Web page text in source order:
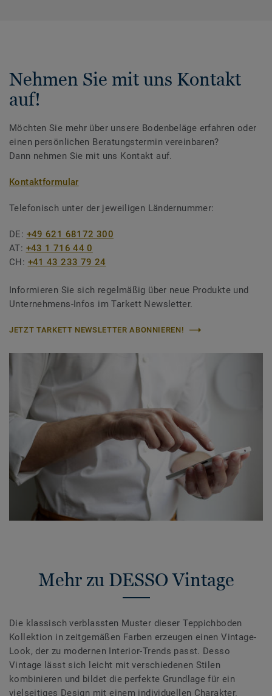
Nehmen Sie mit uns Kontakt
auf!
Möchten Sie mehr über unsere Bodenbeläge erfahren oder
einen persönlichen Beratungstermin vereinbaren?
Dann nehmen Sie mit uns Kontakt auf.
Kontaktformular
Telefonisch unter der jeweiligen Ländernummer:
DE: +49 621 68172 300
AT: +43 1 716 44 0
CH: +41 43 233 79 24
Informieren Sie sich regelmäßig über neue Produkte und
Unternehmens-Infos im Tarkett Newsletter.
JETZT TARKETT NEWSLETTER ABONNIEREN!
Mehr zu DESSO Vintage
Die klassisch verblassten Muster dieser Teppichboden
Kollektion in zeitgemäßen Farben erzeugen einen Vintage-
Look, der zu modernen Interior-Trends passt. Desso
Vintage lässt sich leicht mit verschiedenen Stilen
kombinieren und bildet die perfekte Grundlage für ein
vielseitiges Design mit einem individuellen Charakter.